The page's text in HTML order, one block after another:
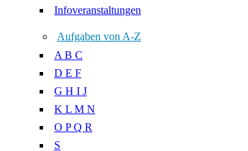
Infoveranstaltungen
Aufgaben von A-Z
A B C
D E F
G H I J
K L M N
O P Q R
S